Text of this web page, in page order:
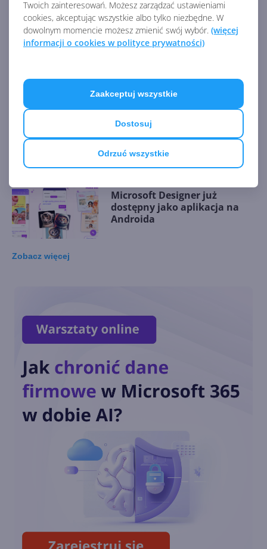
Twoich zainteresowań. Możesz zarządzać ustawieniami
cookies, akceptując wszystkie albo tylko niezbędne. W
dowolnym momencie możesz zmienić swój wybór. (więcej
informacji o cookies w polityce prywatności)
Odrzuć wszystkie
Dostosuj
Zaakceptuj wszystkie
SwiftKey na Androida
SwiftKey zintegrowany z Bing
Image Creator
Microsoft Designer już
dostępny jako aplikacja na
Androida
Podpisywanie PDF-ów w
aplikacji Microsoft 365 na
Androida i iOS
SwiftKey na Androida z
przycisku Bing
Nowy Bing dostępny w
SwiftKey Beta
Zobacz więcej